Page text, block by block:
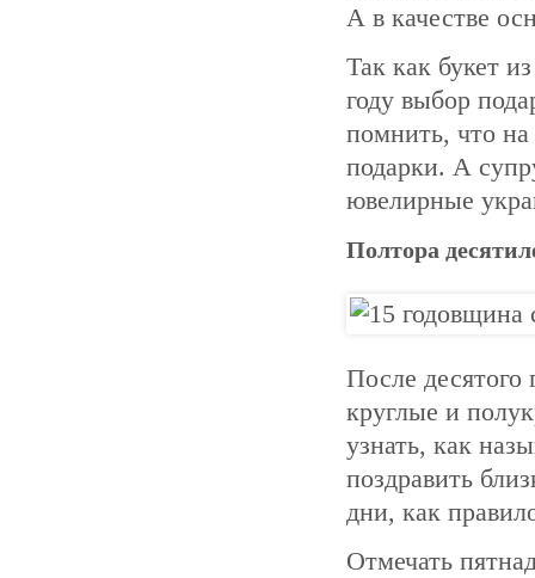
А в качестве
Так как букет
году выбор
помнить, что
подарки. А
ювелирные
Полтора
После десятого
круглые и
узнать, как
поздравить
дни, как
Отмечать